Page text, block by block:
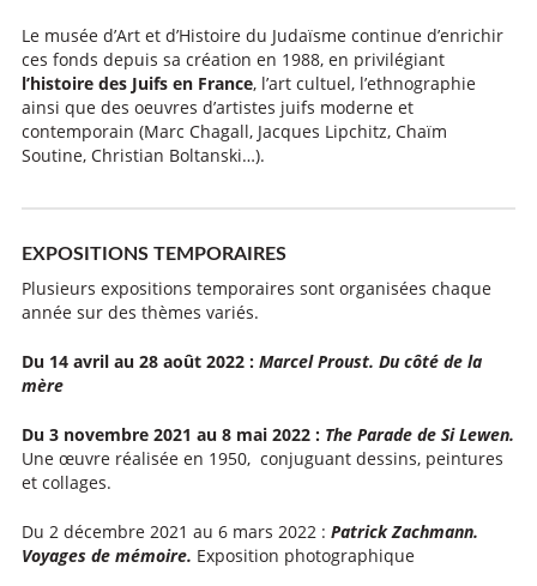
Le musée d’Art et d’Histoire du Judaïsme continue d’enrichir
ces fonds depuis sa création en 1988, en privilégiant
l’histoire des Juifs en France, l’art cultuel, l’ethnographie
ainsi que des oeuvres d’artistes juifs moderne et
contemporain (Marc Chagall, Jacques Lipchitz, Chaïm
Soutine, Christian Boltanski…).
EXPOSITIONS TEMPORAIRES
Plusieurs expositions temporaires sont organisées chaque
année sur des thèmes variés.
Du 14 avril au 28 août 2022 : Marcel Proust. Du côté de la
mère
Du 3 novembre 2021 au 8 mai 2022 : The Parade de Si Lewen.
Une œuvre réalisée en 1950, conjuguant dessins, peintures
et collages.
Du 2 décembre 2021 au 6 mars 2022 : Patrick Zachmann.
Voyages de mémoire. Exposition photographique